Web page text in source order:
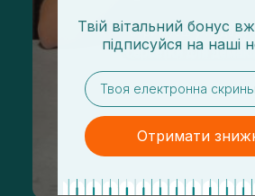
Твій вітальний бонус
підписуйся на наші
email
Отримати